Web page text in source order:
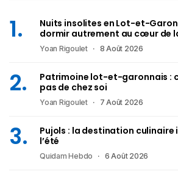
Nuits insolites en Lot-et-
dormir autrement au cœur de
Yoan Rigoulet 8 Août 2026
Patrimoine lot-et-garonnais :
pas de chez soi
Yoan Rigoulet 7 Août 2026
Pujols : la destination
l’été
Quidam Hebdo 6 Août 2026